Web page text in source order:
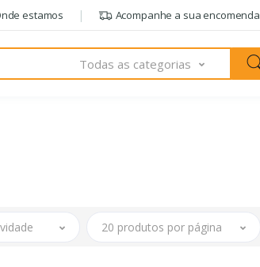
estamos Acompanhe a sua encomenda
Todas as categorias
20 produtos por página